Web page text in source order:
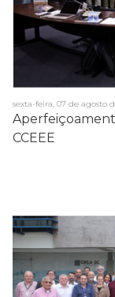
sexta-feira, 07 de agosto
CCEEE